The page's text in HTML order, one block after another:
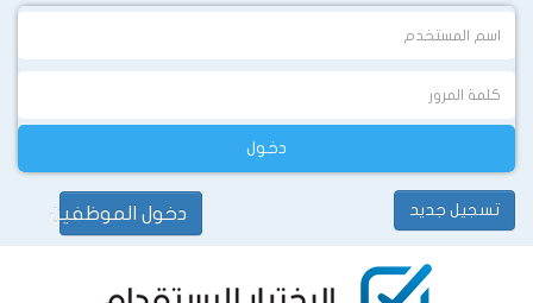
تسجيل جديد English
دخول الموظفين